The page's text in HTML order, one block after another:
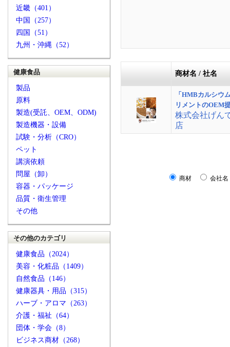
近畿（401）
中国（257）
四国（51）
九州・沖縄（52）
健康食品
製品
原料
製造(受託、OEM、ODM)
製造機器・設備
試験・分析（CRO）
ペット
講演依頼
問屋（卸）
容器・パッケージ
品質・衛生管理
その他
その他のカテゴリ
健康食品（2024）
美容・化粧品（1409）
自然食品（146）
健康器具・用品（315）
ハーブ・アロマ（263）
介護・福祉（64）
団体・学会（8）
ビジネス商材（268）
商材名 / 社名
「HMBカルシウ
リメントのOEM
株式会社げん
店
商材 会社名